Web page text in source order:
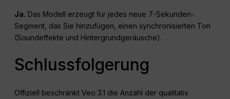
Ja. Das Modell erzeugt für jedes neue 7-Sekunden-
Segment, das Sie hinzufügen, einen synchronisierten Ton
(Soundeffekte und Hintergrundgeräusche).
Schlussfolgerung
Offiziell beschränkt Veo 3.1 die Anzahl der qualitativ